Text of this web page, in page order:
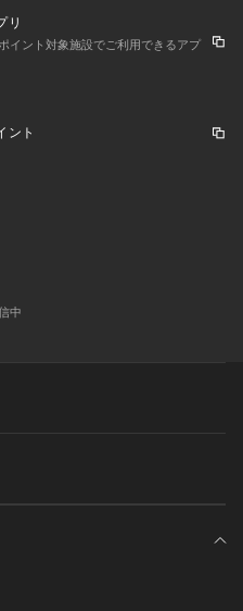
リ
イント対象施設でご利用できるアプ
ント
中